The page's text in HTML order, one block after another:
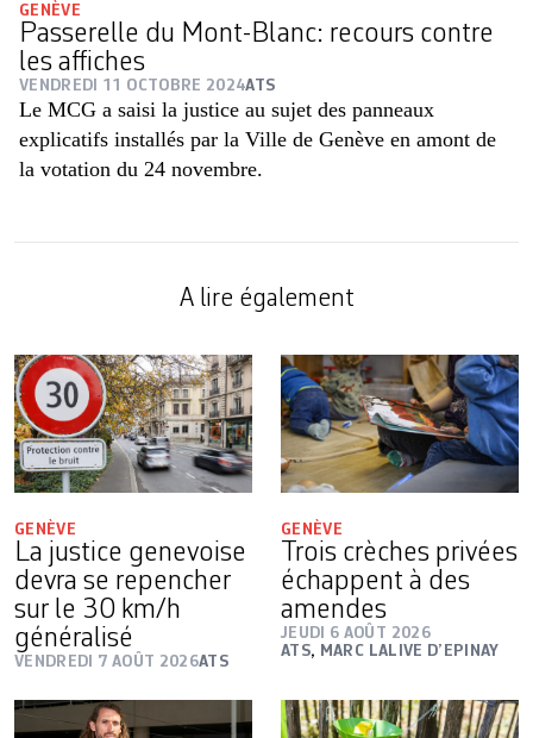
GENÈVE
Passerelle du Mont-Blanc: recours contre
les affiches
VENDREDI 11 OCTOBRE 2024ATS
Le MCG a saisi la justice au sujet des panneaux
explicatifs installés par la Ville de Genève en amont de
la votation du 24 novembre.
A lire également
GENÈVE
La justice genevoise
devra se repencher
sur le 30 km/h
généralisé
VENDREDI 7 AOÛT 2026ATS
GENÈVE
Trois crèches privées
échappent à des
amendes
JEUDI 6 AOÛT 2026
ATS, MARC LALIVE D’EPINAY